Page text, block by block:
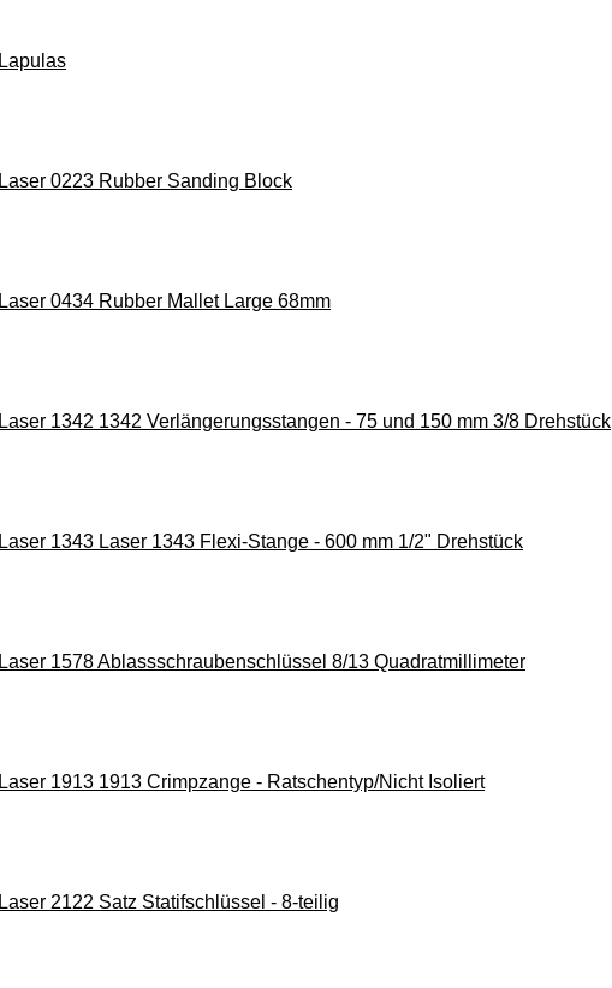
Lapulas
Laser 0223 Rubber Sanding Block
Laser 0434 Rubber Mallet Large 68mm
Laser 1342 1342 Verlängerungsstangen - 75 und 150 mm 3/8 Drehstück
Laser 1343 Laser 1343 Flexi-Stange - 600 mm 1/2" Drehstück
Laser 1578 Ablassschraubenschlüssel 8/13 Quadratmillimeter
Laser 1913 1913 Crimpzange - Ratschentyp/Nicht Isoliert
Laser 2122 Satz Statifschlüssel - 8-teilig